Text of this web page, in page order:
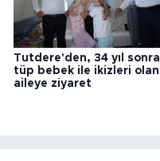
Tutdere'den, 34 yıl sonra
tüp bebek ile ikizleri olan
aileye ziyaret